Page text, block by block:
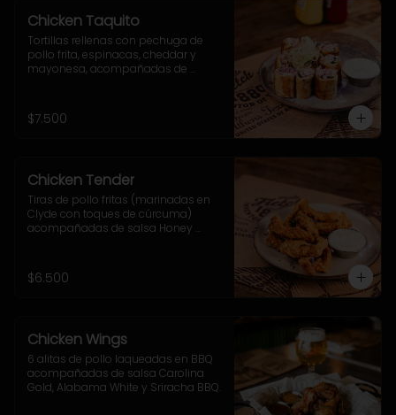
Chicken Taquito
Tortillas rellenas con pechuga de
pollo frita, espinacas, cheddar y
mayonesa, acompañadas de
$7.500
Chicken Tender
Tiras de pollo fritas (marinadas en
Clyde con toques de cúrcuma)
acompañadas de salsa Honey
$6.500
Chicken Wings
6 alitas de pollo laqueadas en BBQ
acompañadas de salsa Carolina
Gold, Alabama White y Sriracha BBQ.